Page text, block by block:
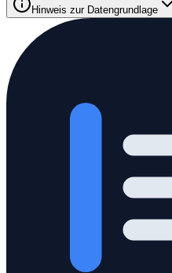
Hinweis zur Datengrundlage